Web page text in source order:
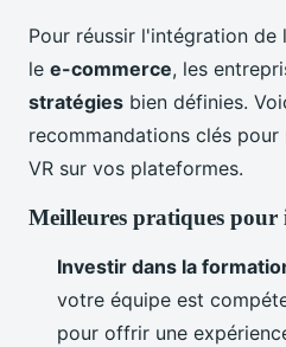
Pour réussir l'intégration de
le e-commerce, les
stratégies bien définies.
recommandations clés
VR sur vos plateformes.
Meilleures pratiques
Investir dans la
votre équipe est
pour offrir une